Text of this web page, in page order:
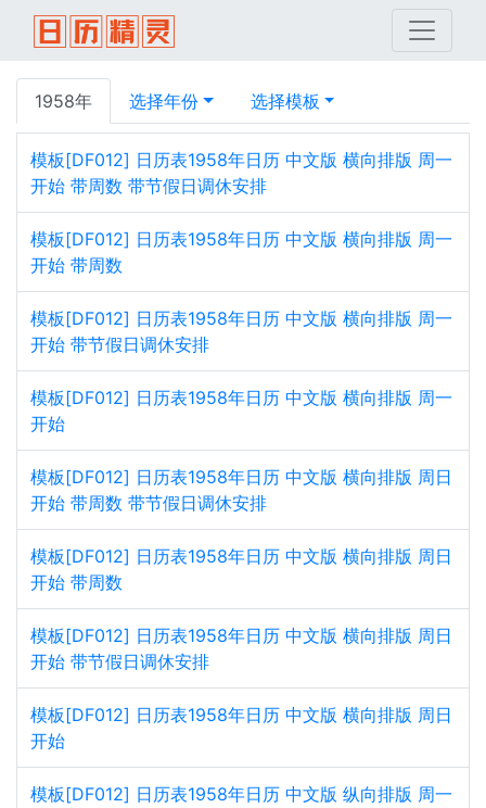
1958年 选择年份 选择模板
模板[DF012] 日历表1958年日历 中文版 横向排版 周一
开始 带周数 带节假日调休安排
模板[DF012] 日历表1958年日历 中文版 横向排版 周一
开始 带周数
模板[DF012] 日历表1958年日历 中文版 横向排版 周一
开始 带节假日调休安排
模板[DF012] 日历表1958年日历 中文版 横向排版 周一
开始
模板[DF012] 日历表1958年日历 中文版 横向排版 周日
开始 带周数 带节假日调休安排
模板[DF012] 日历表1958年日历 中文版 横向排版 周日
开始 带周数
模板[DF012] 日历表1958年日历 中文版 横向排版 周日
开始 带节假日调休安排
模板[DF012] 日历表1958年日历 中文版 横向排版 周日
开始
模板[DF012] 日历表1958年日历 中文版 纵向排版 周一